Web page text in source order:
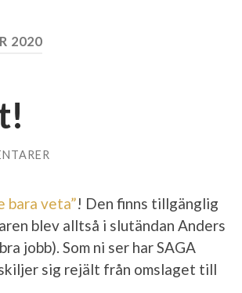
2020
bara veta”! Den finns tillgänglig
blev alltså i slutändan Anders
jobb). Som ni ser har SAGA
sig rejält från omslaget till